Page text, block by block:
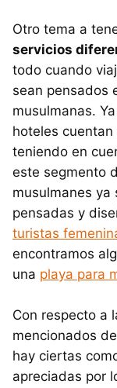
Otro tema a
servicios
todo cuando
sean pensados
musulmanas.
hoteles cuentan
teniendo en
este segmento
musulmanes ya
pensadas y
turistas
encontramos
una playa para
Con respecto a
mencionados
hay ciertas
apreciadas por